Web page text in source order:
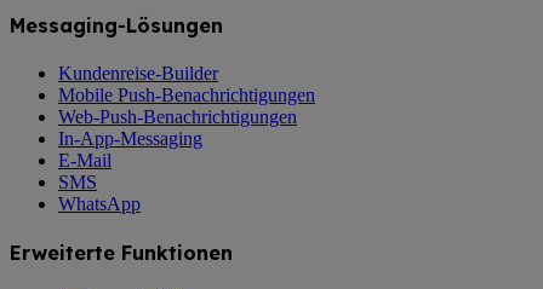
Messaging-Lösungen
Kundenreise-Builder
Mobile Push-Benachrichtigungen
Web-Push-Benachrichtigungen
In-App-Messaging
E-Mail
SMS
WhatsApp
Erweiterte Funktionen